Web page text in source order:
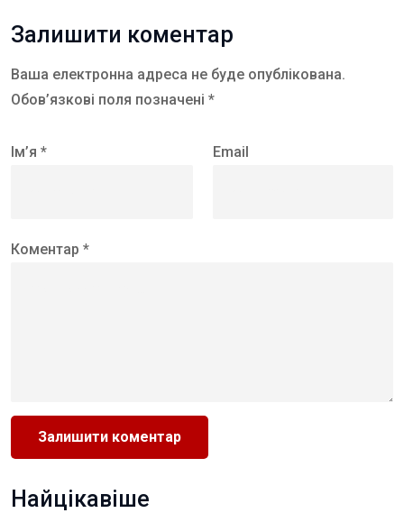
Залишити коментар
Ваша електронна адреса не буде опублікована.
Обов’язкові поля позначені *
Ім’я * Email
Коментар *
Найцікавіше